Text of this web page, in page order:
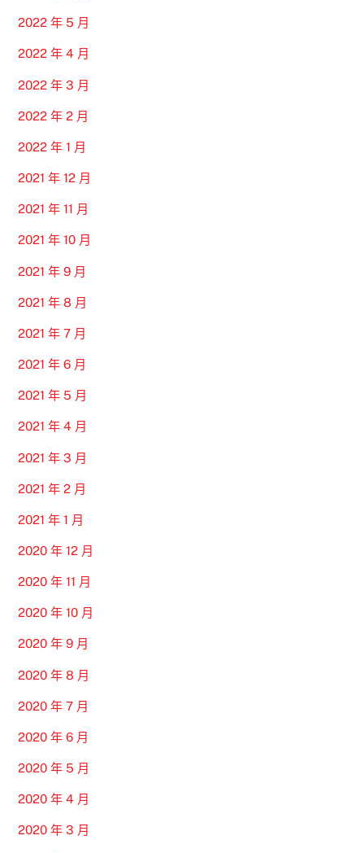
2022 年 5 月
2022 年 4 月
2022 年 3 月
2022 年 2 月
2022 年 1 月
2021 年 12 月
2021 年 11 月
2021 年 10 月
2021 年 9 月
2021 年 8 月
2021 年 7 月
2021 年 6 月
2021 年 5 月
2021 年 4 月
2021 年 3 月
2021 年 2 月
2021 年 1 月
2020 年 12 月
2020 年 11 月
2020 年 10 月
2020 年 9 月
2020 年 8 月
2020 年 7 月
2020 年 6 月
2020 年 5 月
2020 年 4 月
2020 年 3 月